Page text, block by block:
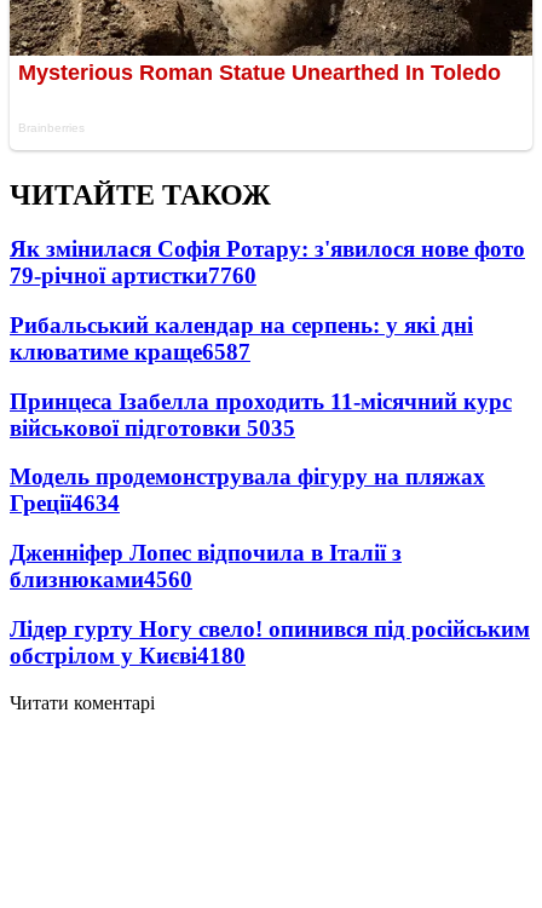
ЧИТАЙТЕ ТАКОЖ
Як змінилася Софія Ротару: з'явилося нове фото
79-річної артистки7760
Рибальський календар на серпень: у які дні
клюватиме краще6587
Принцеса Ізабелла проходить 11-місячний курс
військової підготовки 5035
Модель продемонструвала фігуру на пляжах
Греції4634
Дженніфер Лопес відпочила в Італії з
близнюками4560
Лідер гурту Ногу свело! опинився під російським
обстрілом у Києві4180
Читати коментарі